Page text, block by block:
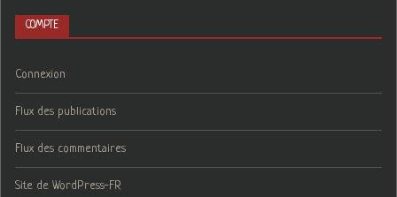
COMPTE
Connexion
Flux des publications
Flux des commentaires
Site de WordPress-FR